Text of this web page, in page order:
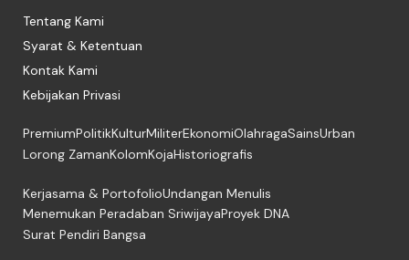
Tentang Kami
Syarat & Ketentuan
Kontak Kami
Kebijakan Privasi
PremiumPolitikKulturMiliterEkonomiOlahragaSainsUrban
Lorong ZamanKolomKojaHistoriografis
Kerjasama & PortofolioUndangan Menulis
Menemukan Peradaban SriwijayaProyek DNA
Surat Pendiri Bangsa